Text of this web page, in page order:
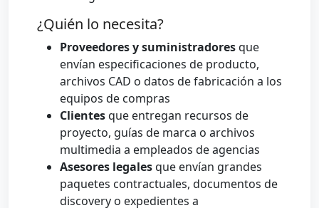
¿Quién lo necesita?
Proveedores y suministradoresque
envían especificaciones de producto,
archivos CAD o datos de fabricación a los
equipos de compras
Clientesque entregan recursos de
proyecto, guías de marca o archivos
multimedia a empleados de agencias
Asesores legalesque envían grandes
paquetes contractuales, documentos de
discovery o expedientes a